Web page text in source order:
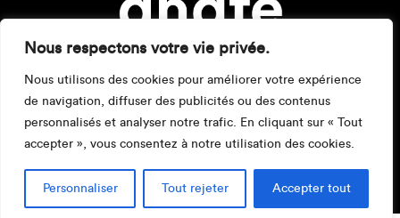
Nous respectons votre vie privée.
Nous utilisons des cookies pour améliorer votre expérience
de navigation, diffuser des publicités ou des contenus
personnalisés et analyser notre trafic. En cliquant sur « Tout
accepter », vous consentez à notre utilisation des cookies.
Personnaliser Tout rejeter Accepter tout